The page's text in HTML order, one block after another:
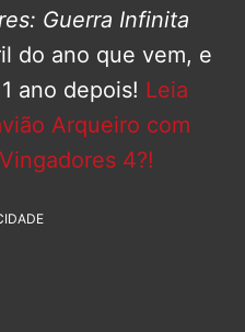
Guerra Infinita
do ano que vem, e
ano depois! Leia
Arqueiro com
4?!